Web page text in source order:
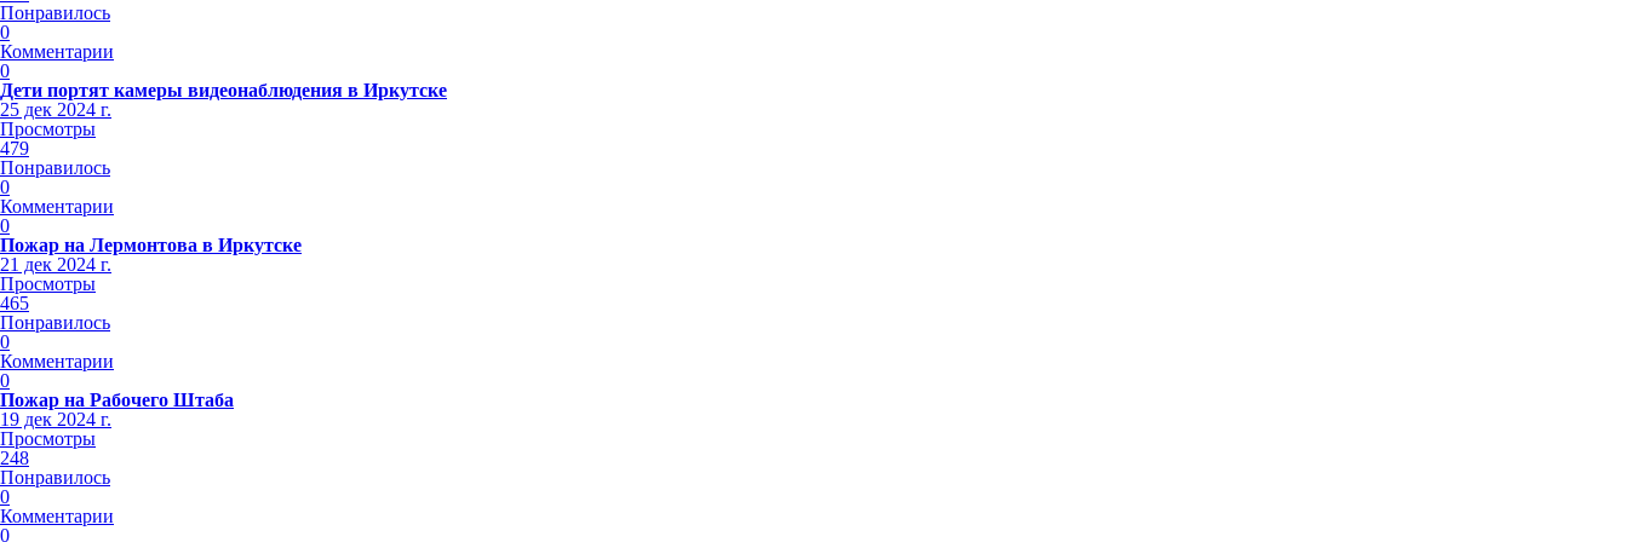
Понравилось
0
Комментарии
0
Дети портят камеры видеонаблюдения в Иркутске
25 дек 2024 г.
Просмотры
479
Понравилось
0
Комментарии
0
Пожар на Лермонтова в Иркутске
21 дек 2024 г.
Просмотры
465
Понравилось
0
Комментарии
0
Пожар на Рабочего Штаба
19 дек 2024 г.
Просмотры
248
Понравилось
0
Комментарии
0